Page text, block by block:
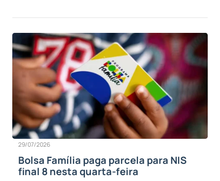
29/07/2026
Bolsa Família paga parcela para NIS
final 8 nesta quarta-feira